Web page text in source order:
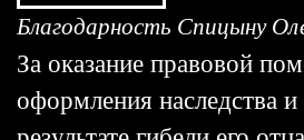
Благодарность Спицыну
За оказание правовой
оформления наследства и